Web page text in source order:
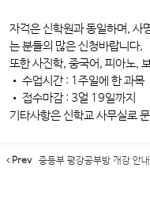
자격은 신학원과 동일하며, 사
는 분들의 많은 신청바랍니다.
또한 사진학, 중국어, 피아노,
• 수업시간 : 1주일에 한 과목
• 접수마감 : 3얼 19일까지
기타사항은 신학교 사무실로
Prev 중등부 평강공부방 개강 안내